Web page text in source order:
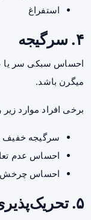
استفراغ
۴. سرگیجه
احساس سبکی سر یا
میگرن باشد.
برخی افراد موارد
سرگیجه خفیف
احساس عدم
احساس چرخش
۵. تحریک‌پذیری